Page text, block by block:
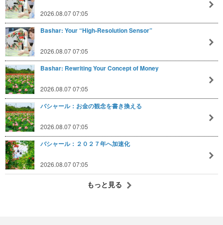
2026.08.07 07:05
Bashar: Your “High-Resolution Sensor”
2026.08.07 07:05
Bashar: Rewriting Your Concept of Money
2026.08.07 07:05
バシャール：お金の観念を書き換える
2026.08.07 07:05
バシャール：２０２７年へ加速化
2026.08.07 07:05
もっと見る